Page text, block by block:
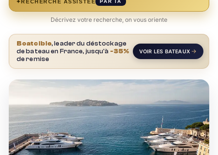
✦RECHERCHE ASSISTÉE PAR IA
Décrivez votre recherche, on vous oriente
Boatcible, leader du déstockage
de bateau en France, jusqu'à -35%
de remise
VOIR LES BATEAUX